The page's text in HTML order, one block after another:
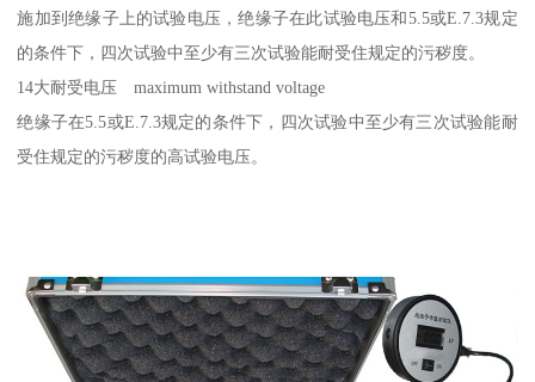
施加到绝缘子上的试验电压，绝缘子在此试验电压和5.5或E.7.3规定
的条件下，四次试验中至少有三次试验能耐受住规定的污秽度。
14大耐受电压 maximum withstand voltage
绝缘子在5.5或E.7.3规定的条件下，四次试验中至少有三次试验能耐
受住规定的污秽度的高试验电压。